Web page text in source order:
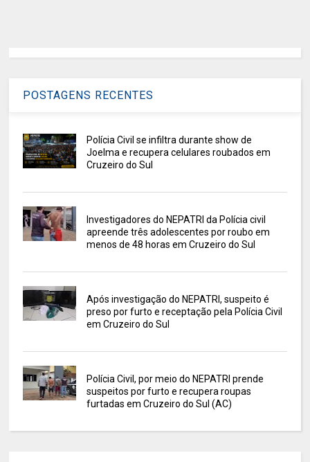
POSTAGENS RECENTES
Polícia Civil se infiltra durante show de
Joelma e recupera celulares roubados em
Cruzeiro do Sul
Investigadores do NEPATRI da Polícia civil
apreende três adolescentes por roubo em
menos de 48 horas em Cruzeiro do Sul
Após investigação do NEPATRI, suspeito é
preso por furto e receptação pela Polícia Civil
em Cruzeiro do Sul
Polícia Civil, por meio do NEPATRI prende
suspeitos por furto e recupera roupas
furtadas em Cruzeiro do Sul (AC)